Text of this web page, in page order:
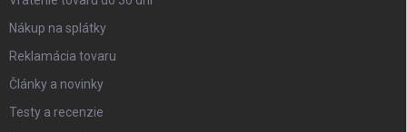
Nákup na splátky
Reklamácia tovaru
Články a novinky
Testy a recenzie